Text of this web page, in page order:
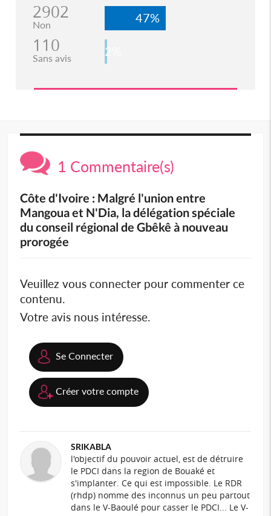
2902
Non 47%
110
Sans avis 2%
1 Commentaire(s)
Côte d'Ivoire : Malgré l'union entre
Mangoua et N'Dia, la délégation spéciale
du conseil régional de Gbêkê à nouveau
prorogée
Veuillez vous connecter pour commenter ce
contenu.
Votre avis nous intéresse.
Se Connecter
Créer votre compte
SRIKABLA
l'objectif du pouvoir actuel, est de détruire
le PDCI dans la region de Bouaké et
s'implanter. Ce qui est impossible. Le RDR
(rhdp) nomme des inconnus un peu partout
dans le V-Baoulé pour casser le PDCI... Le V-